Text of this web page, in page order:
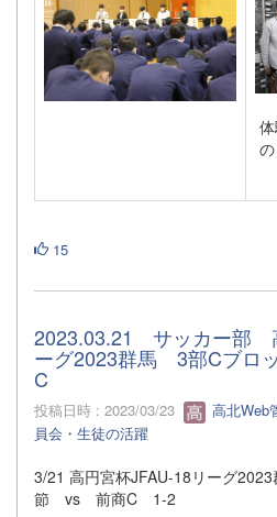
15
2023.03.21 サッカー部
ーグ2023群馬 3部Cブ
C
投稿日時 : 2023/03/23 高北Web
員会・生徒の活躍
3/21 高円宮杯JFAU-18リーグ
節 vs 前商C 1-2